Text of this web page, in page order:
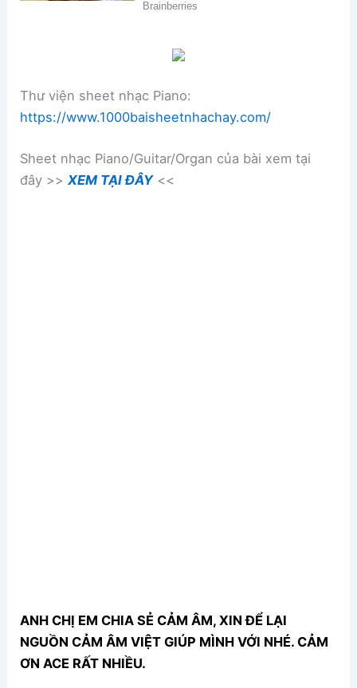
Thư viện sheet nhạc Piano:
https://www.1000baisheetnhachay.com/
Sheet nhạc Piano/Guitar/Organ của bài xem tại
đây >>XEM TẠI ĐÂY<<
ANH CHỊ EM CHIA SẺ CẢM ÂM, XIN ĐỂ LẠI
NGUỒN CẢM ÂM VIỆT GIÚP MÌNH VỚI NHÉ. CẢM
ƠN ACE RẤT NHIỀU.